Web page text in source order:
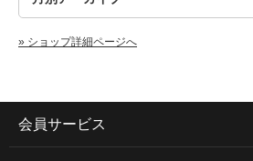
» ショップ詳細ページへ
会員サービス